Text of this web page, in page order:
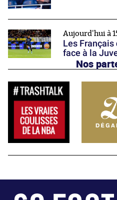
Aujourd'hui à
Les
face à la
Nos